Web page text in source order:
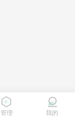
管理 我的